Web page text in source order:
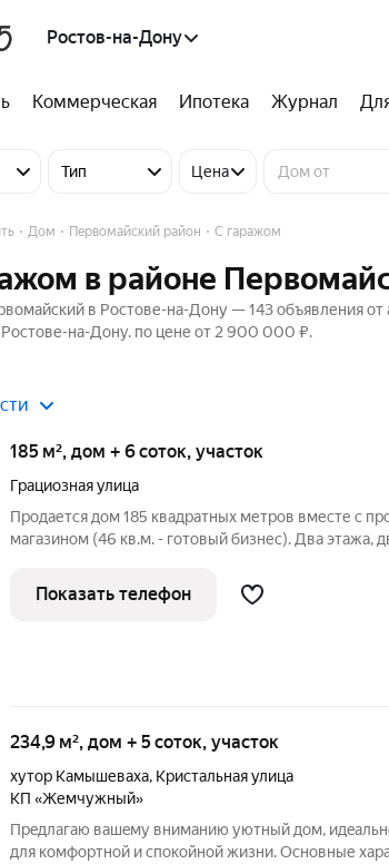
Ростов-на-Дону
Коммерческая Ипотека Журнал
Тип Цена
Дом Первомайский район С гаражом
в районе
в Ростове-на-Дону — 143 объявления от
на-Дону. по цене от 2 900 000 ₽.
185 м², дом + 6 соток, участок
Грациозная улица
Продается дом 185 квадратных метров вместе с
магазином (46 кв.м. - готовый бизнес). Два этажа,
ондулина. В доме есть гараж с погребом. Гаражом не
пользовались:
Показать телефон
234,9 м², дом + 5 соток, участок
хутор Камышеваха, Кристальная улица
КП «Жемчужный»
Прeдлагаю вaшeму вниманию уютный дoм,
для комфoртной и cпoкойной жизни. Оcнoвные